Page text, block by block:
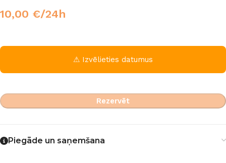
10,00 €/24h
⚠ Izvēlieties datumus
Rezervēt
Piegāde un saņemšana